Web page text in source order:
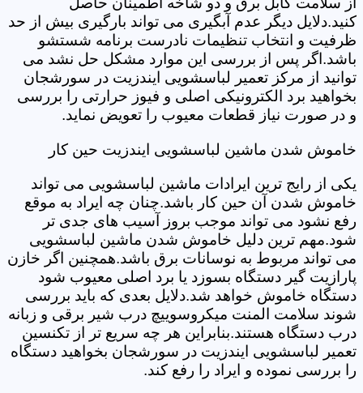
کنید.دلایل دیگر عدم آبگیری می تواند بارگیری بیش از حد
ظرفیت و انتخاب تنظیمات نادرست برنامه شستشو
باشد.اگر پس از بررسی این موارد مشکل حل نشد می
توانید از مرکز تعمیر لباسشویی ایندزیت در سورشجان
بخواهید برد الکترونیکی اصلی و فیوز حرارتی را بررسی
و در صورت نیاز قطعات معیوب را تعویض نماید.
خاموش شدن ماشین لباسشویی ایندزیت حین کار
یکی از رایج ترین ایرادات ماشین لباسشویی می تواند
خاموش شدن آن حین کار باشد.چنان چه ایراد به موقع
رفع نشود می تواند موجب بروز آسیب های جدی تر
شود.مهم ترین دلیل خاموش شدن ماشین لباسشویی
می تواند مربوط به نوسانات برق باشد.همچنین اگر خازن
پارازیت گیر دستگاه بسوزد یا برد اصلی معیوب شود
دستگاه خاموش خواهد شد.دلایل بعدی که باید بررسی
شوند سلامت المنت میکروسوییچ درب شیر برقی و زبانه
درب دستگاه هستند.بنابراین هر چه سریع تر از تکنسین
تعمیر لباسشویی ایندزیت در سورشجان بخواهید دستگاه
را بررسی نموده و ایراد را رفع کند.